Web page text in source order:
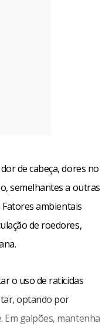
de cabeça, dores no
semelhantes a outras
ambientais
de roedores,
o uso de raticidas
optando por
Em galpões, mantenha